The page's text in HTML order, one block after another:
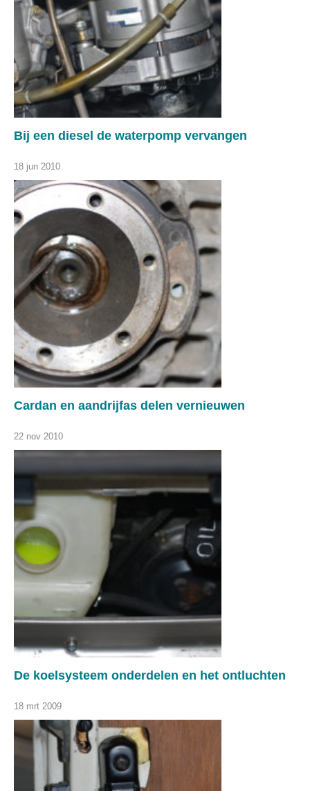
Bij een diesel de waterpomp vervangen
18 jun 2010
Cardan en aandrijfas delen vernieuwen
22 nov 2010
De koelsysteem onderdelen en het ontluchten
18 mrt 2009